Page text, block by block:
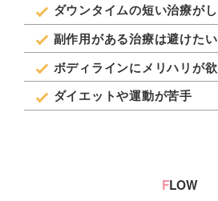
ダウンタイムの短い治療が
副作用がある治療は避けたい
ボディラインにメリハリが
ダイエットや運動が苦手
FLOW